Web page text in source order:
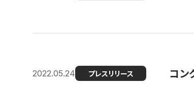
2022.05.24 プレスリリース コン